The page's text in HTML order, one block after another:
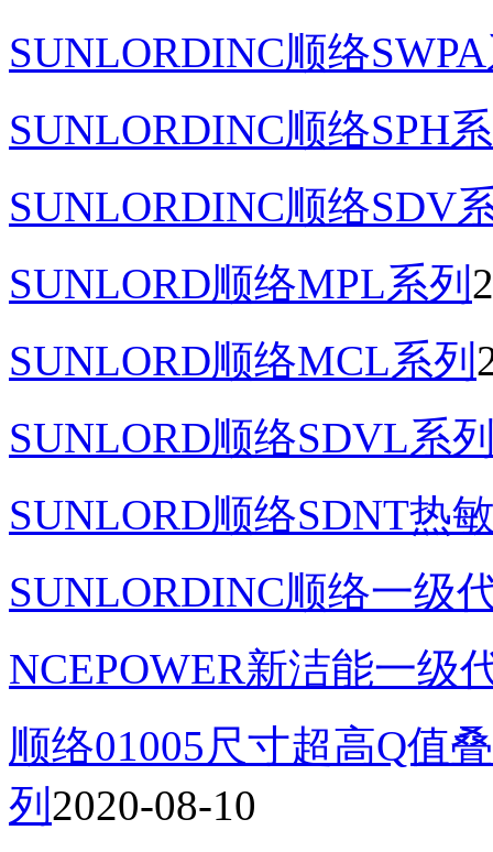
SUNLORDINC顺络
SUNLORDINC顺络SPH
SUNLORDINC顺络SDV
SUNLORD顺络MPL系列
SUNLORD顺络MCL系列
SUNLORD顺络SDVL系
SUNLORD顺络SDNT热
SUNLORDINC顺络一级
NCEPOWER新洁能一级
顺络01005尺寸超高Q值
列 2020-08-10